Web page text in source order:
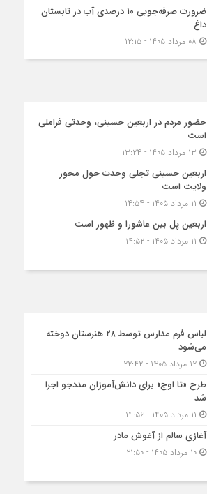
ضرورت صرفه‌جویی ۱۰ درصدی آب در تابستان
داغ
حضور مردم در اربعین حسینی، وحدتی فراملی
است
اربعین حسینی تجلی وحدت حول محور
ولایت است
اربعین پل بین عاشورا و ظهور است
لباس فرم مدارس توسط ۲۸ هنرستان‌ دوخته
می‌شود
۱۲ مرداد ۱۴۰۵ - ۲۲:۴۲
طرح «تا اوج» برای دانش‌آموزان مددجو اجرا
شد
آغازی سالم از آغوش مادر
۱۰ مرداد ۱۴۰۵ - ۲۱:۵۰